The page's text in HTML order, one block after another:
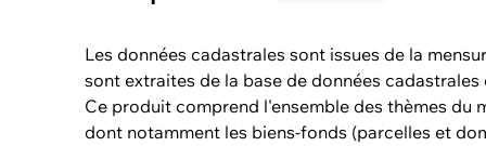
Les données cadastrales sont issues de la
sont extraites de la base de données
Ce produit comprend l'ensemble des thèmes du
dont notamment les biens-fonds (parcelles et